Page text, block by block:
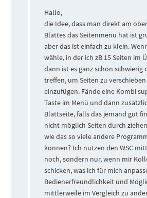
Hallo,
die Idee, dass man direkt am
Blattes das Seitenmenü hat ist
aber das ist einfach zu klein.
wähle, in der ich zB 15 Seiten im
dann ist es ganz schön schwierig
treffen, um Seiten zu
einzufügen. Fände eine Kombi
Taste im Menü und dann
Blattseite, falls das jemand gut
nicht möglich Seiten durch
wie das so viele andere
können? Ich nutzen den WSC
noch, sondern nur, wenn mir
schicken, was ich für mich
Bedienerfreundlichkeit und
mittlerweile im Vergleich zu